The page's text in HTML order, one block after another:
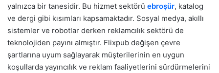
yalnızca bir tanesidir. Bu hizmet sektörü ebroşür, katalog
ve dergi gibi kısımları kapsamaktadır. Sosyal medya, akıllı
sistemler ve robotlar derken reklamcılık sektörü de
teknolojiden payını almıştır. Flixpub değişen çevre
şartlarına uyum sağlayarak müşterilerinin en uygun
koşullarda yayıncılık ve reklam faaliyetlerini sürdürmelerini